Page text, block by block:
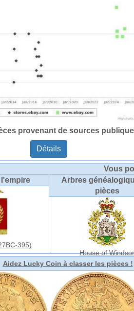
provenant de sources
Détails
Vous
395)
Arbres
pièces
House of
Aidez Lucky Coin à classer les pièces !